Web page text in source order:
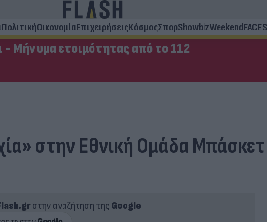
ΠολιτικήΟικονομίαΕπιχειρήσειςΚόσμοςΣπορShowbizWeekendFACES
Μήνυμα ετοιμότητας από το 112
στην Εθνική Ομάδα Μπάσκετ
στην αναζήτηση της Google